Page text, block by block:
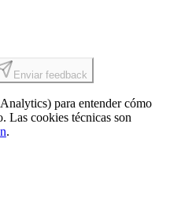
Enviar feedback
para entender cómo
Las cookies técnicas son
.